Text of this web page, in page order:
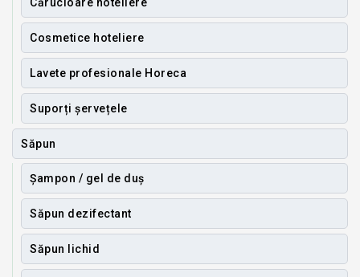
Cosmetice hoteliere
Lavete profesionale Horeca
Suporți șervețele
Săpun
Șampon / gel de duș
Săpun dezifectant
Săpun lichid